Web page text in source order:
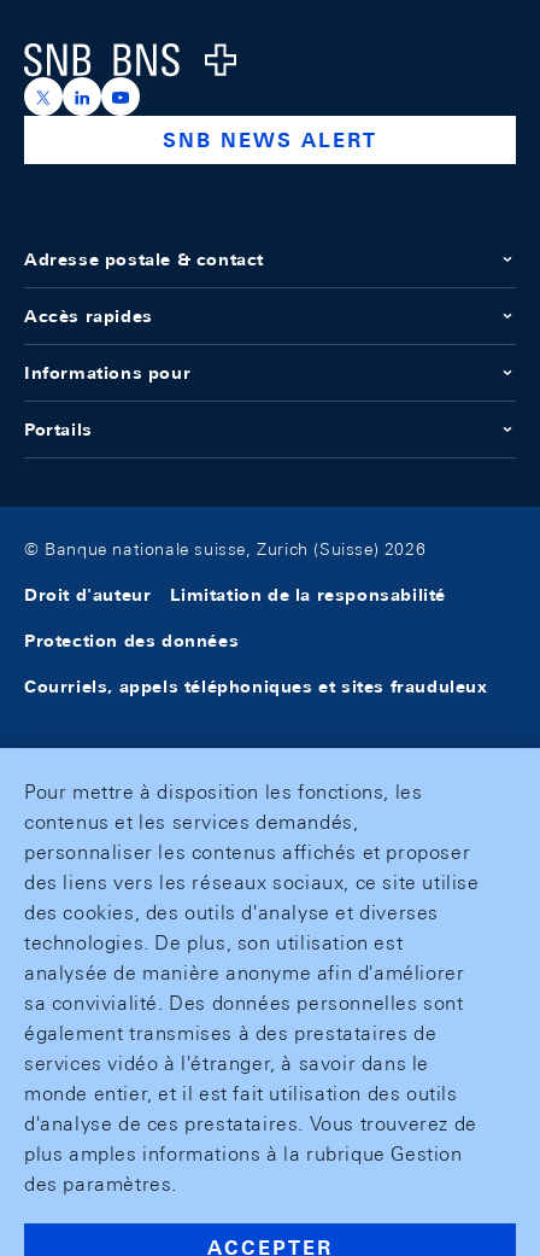
Logo
https://x.com/snb_bns
https://ch.linkedin.com/company/swiss-national-
https://www.youtube.com/@swissnationalbank
SNB NEWS ALERT
Adresse postale & contact
Accès rapides
Informations pour
Portails
© Banque nationale suisse, Zurich (Suisse) 2026
Droit d'auteur Limitation de la responsabilité
Protection des données
Courriels, appels téléphoniques et sites frauduleux
Pour mettre à disposition les fonctions, les
contenus et les services demandés,
personnaliser les contenus affichés et proposer
des liens vers les réseaux sociaux, ce site utilise
des cookies, des outils d'analyse et diverses
technologies. De plus, son utilisation est
analysée de manière anonyme afin d'améliorer
sa convivialité. Des données personnelles sont
également transmises à des prestataires de
services vidéo à l'étranger, à savoir dans le
monde entier, et il est fait utilisation des outils
d'analyse de ces prestataires. Vous trouverez de
plus amples informations à la rubrique Gestion
des paramètres.
ACCEPTER